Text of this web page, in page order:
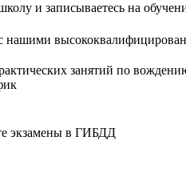
и записываетесь на
нашими
занятий по
экзамены в ГИБДД